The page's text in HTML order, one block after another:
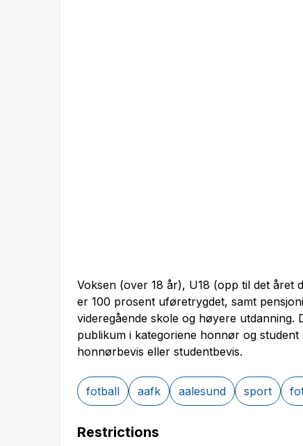
Voksen (over 18 år), U18 (opp til det
er 100 prosent uføretrygdet, samt
videregående skole og høyere
publikum i kategoriene honnør og
honnørbevis eller studentbevis.
fotball aafk aalesund sport
Restrictions